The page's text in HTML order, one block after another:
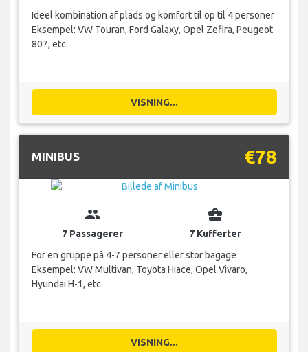
Ideel kombination af plads og komfort til op til 4 personer
Eksempel: VW Touran, Ford Galaxy, Opel Zefira, Peugeot
807, etc.
VISNING...
MINIBUS €78
group
7 Passagerer
business_center
7 Kufferter
For en gruppe på 4-7 personer eller stor bagage
Eksempel: VW Multivan, Toyota Hiace, Opel Vivaro,
Hyundai H-1, etc.
VISNING...